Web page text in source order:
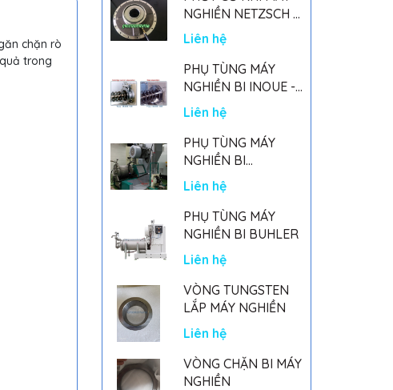
chặn rò
trong
NGHIỀN NETZSCH -
GERMANY
Liên hệ
PHỤ TÙNG MÁY
NGHIỀN BI INOUE -
PARTS FOR MHGII-
50 MIGHTY MILL
MARK II
Liên hệ
PHỤ TÙNG MÁY
NGHIỀN BI
NETSZCH
Liên hệ
PHỤ TÙNG MÁY
NGHIỀN BI BUHLER
Liên hệ
VÒNG TUNGSTEN
LẮP MÁY NGHIỀN
Liên hệ
VÒNG CHẶN BI MÁY
NGHIỀN